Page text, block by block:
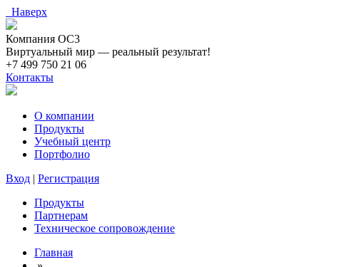
Наверх
Компания ОС3
Виртуальный мир — реальный результат!
+7 499 750 21 06
Контакты
О компании
Продукты
Учебный центр
Портфолио
Вход | Регистрация
Продукты
Партнерам
Техническое сопровождение
Главная